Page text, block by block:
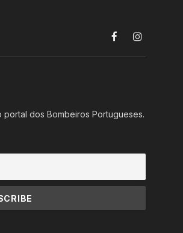
FacebookInstagram
dos Bombeiros Portugueses.